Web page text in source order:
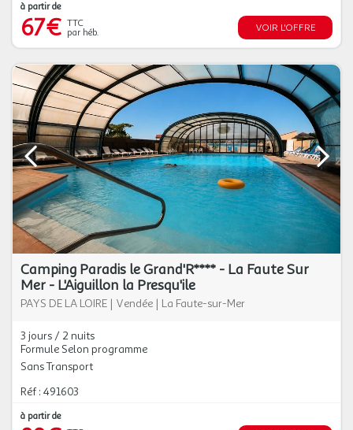
à partir de
67€ TTC
par héb.
VOIR L'OFFRE
Camping Paradis le Grand'R**** - La Faute Sur
Mer - L'Aiguillon la Presqu'ile
PAYS DE LA LOIRE | Vendée | La Faute-sur-Mer
3 jours / 2 nuits
Formule Selon programme
Sans Transport
Réf : 491603
à partir de